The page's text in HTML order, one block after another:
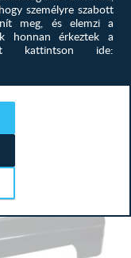
és
személyre szabott
meg, és elemzi a
honnan érkeztek a
kattintson ide: